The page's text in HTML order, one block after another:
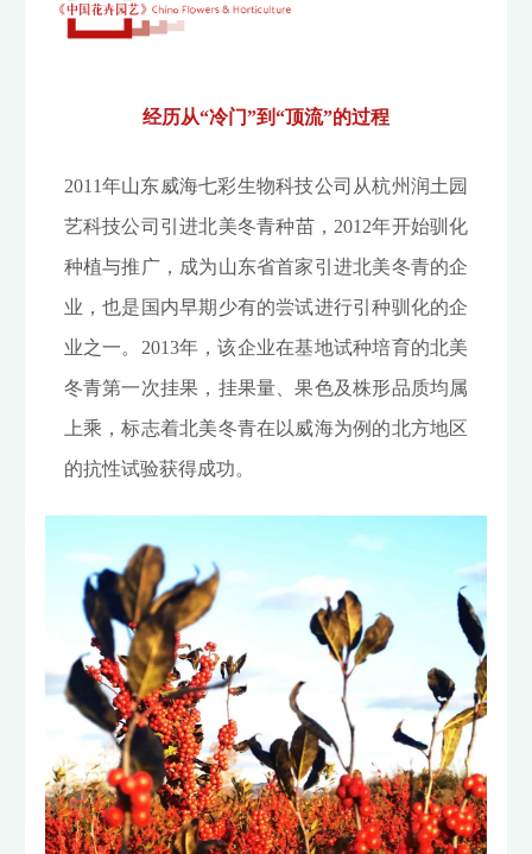
经历从“冷门”到“顶流”的过程
2011年山东威海七彩生物科技公司从杭州润土园
艺科技公司引进北美冬青种苗，2012年开始驯化
种植与推广，成为山东省首家引进北美冬青的企
业，也是国内早期少有的尝试进行引种驯化的企
业之一。2013年，该企业在基地试种培育的北美
冬青第一次挂果，挂果量、果色及株形品质均属
上乘，标志着北美冬青在以威海为例的北方地区
的抗性试验获得成功。